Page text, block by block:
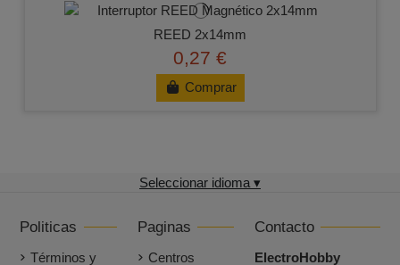
REED 2x14mm
0,27 €
Comprar
Seleccionar idioma ▾
Politicas
Términos y
Paginas
Centros
Contacto
ElectroHobby